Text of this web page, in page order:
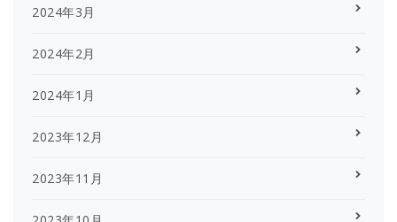
2024年3月
2024年2月
2024年1月
2023年12月
2023年11月